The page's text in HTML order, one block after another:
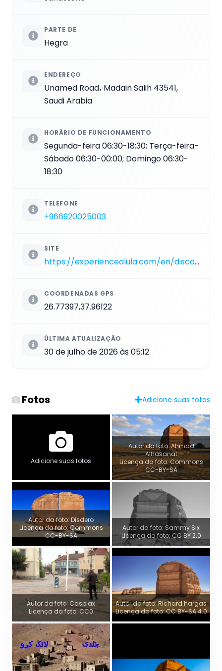
PARTE DE
Hegra
ENDEREÇO
Unamed Road، Madain Salih 43541,
Saudi Arabia
HORÁRIO DE FUNCIONAMENTO
Segunda-feira 06:30-18:30; Terça-feira-
Sábado 06:30-00:00; Domingo 06:30-
18:30
TELEFONE
+966920025003
SITE
https://experiencealula.com/en/discover-alula/heritage/hegra
COORDENADAS GPS
26.77397,37.96122
ÚLTIMA ATUALIZAÇÃO
30 de julho de 2026 às 05:12
Fotos Adicione suas fotos
Adicione suas fotos
Autor da foto: Ahmad
AlHasanat
Licença da foto: Commons
CC-BY-SA
Autor da foto: Disdero
Licença da foto: Commons
CC-BY-SA
Autor da foto: Sammy Six
Licença da foto: CC BY 2.0
Autor da foto: Caspiax
Licença da foto: CC0
Autor da foto: Richard.hargas
Licença da foto: CC BY-SA 4.0